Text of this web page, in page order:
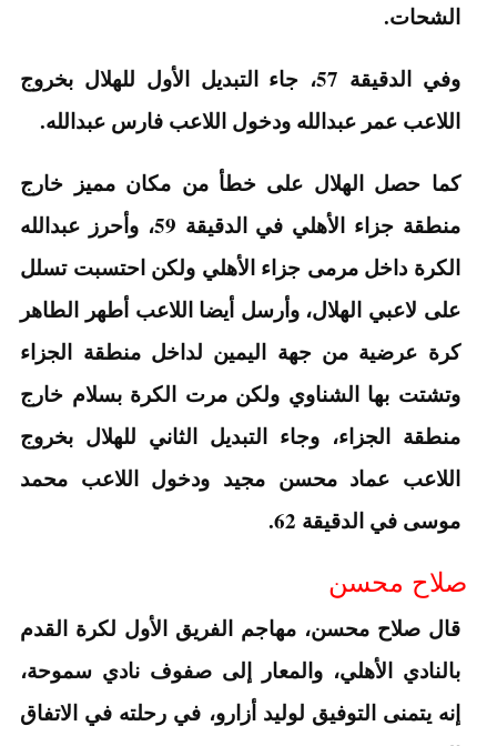
الشحات.
وفي الدقيقة 57، جاء التبديل الأول للهلال بخروج
اللاعب عمر عبدالله ودخول اللاعب فارس عبدالله.
كما حصل الهلال على خطأ من مكان مميز خارج
منطقة جزاء الأهلي في الدقيقة 59، وأحرز عبدالله
الكرة داخل مرمى جزاء الأهلي ولكن احتسبت تسلل
على لاعبي الهلال، وأرسل أيضا اللاعب أطهر الطاهر
كرة عرضية من جهة اليمين لداخل منطقة الجزاء
وتشتت بها الشناوي ولكن مرت الكرة بسلام خارج
منطقة الجزاء، وجاء التبديل الثاني للهلال بخروج
اللاعب عماد محسن مجيد ودخول اللاعب محمد
موسى في الدقيقة 62.
صلاح محسن
قال صلاح محسن، مهاجم الفريق الأول لكرة القدم
بالنادي الأهلي، والمعار إلى صفوف نادي سموحة،
إنه يتمنى التوفيق لوليد أزارو، في رحلته في الاتفاق